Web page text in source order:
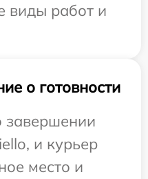
виды работ и
о готовности
и курьер
место и